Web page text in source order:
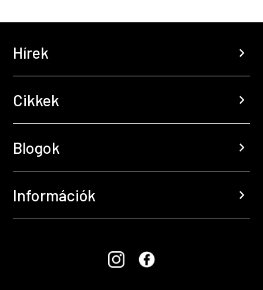
Hírek chevron_right
Cikkek chevron_right
Blogok chevron_right
Információk chevron_right